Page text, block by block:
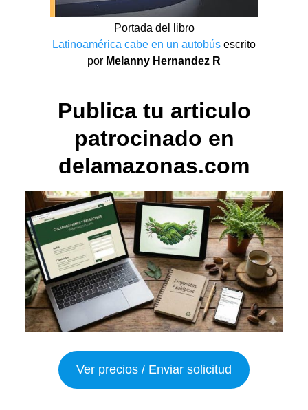
Portada del libro
Latinoamérica cabe en un autobús escrito
por Melanny Hernandez R
Publica tu articulo
patrocinado en
delamazonas.com
Ver precios / Enviar solicitud